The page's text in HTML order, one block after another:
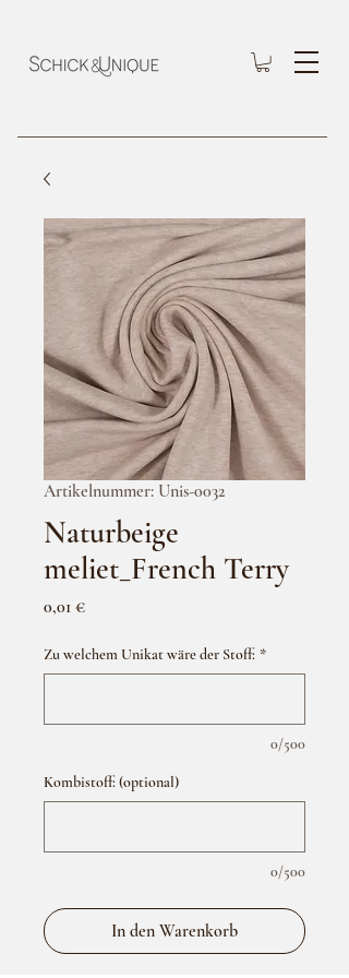
Artikelnummer: Unis-0032
Naturbeige
meliet_French Terry
0,01 €Preis
Zu welchem Unikat wäre der Stoff: *
0/500
Kombistoff: (optional)
0/500
In den Warenkorb